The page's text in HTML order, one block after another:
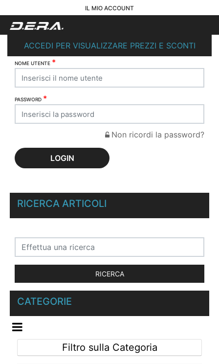
IL MIO ACCOUNT
ACCEDI PER VISUALIZZARE PREZZI E SCONTI
NOME UTENTE *
PASSWORD *
Non ricordi la password?
RICERCA ARTICOLI
CATEGORIE
OPEN MENU
Filtro sulla Categoria